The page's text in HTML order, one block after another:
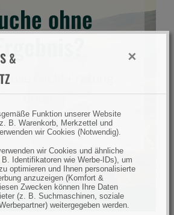
&
×
Funktion unserer Website
B. Warenkorb, Merkzettel und
wir Cookies (Notwendig).
wir Cookies und ähnliche
Identifikatoren wie Werbe-IDs), um
optimieren und Ihnen personalisierte
anzuzeigen (Komfort &
Zwecken können Ihre Daten
(z. B. Suchmaschinen, soziale
weitergegeben werden.
ohne
Fachberatung
unter
!